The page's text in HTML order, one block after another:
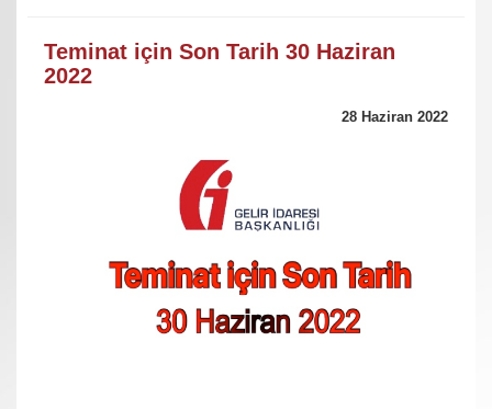
Teminat için Son Tarih 30 Haziran
2022
28 Haziran 2022